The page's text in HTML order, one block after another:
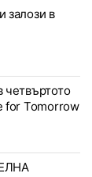
залози в
четвъртото
for Tomorrow